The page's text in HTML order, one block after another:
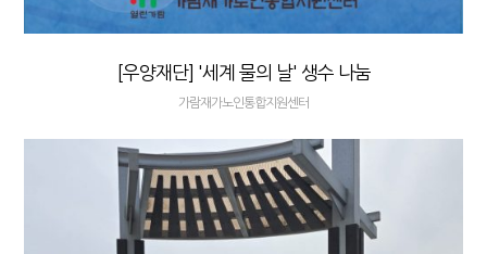
[우양재단] '세계 물의 날' 생수 나눔
가람재가노인통합지원센터